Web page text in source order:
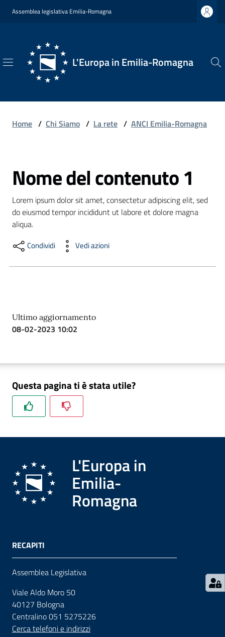
Vai al contenuto
Vai alla navigazione
Vai al footer
Assemblea legislativa Emilia-Romagna
L'Europa in Emilia-Romagna
L'Europa
Romagna
Chi
Siamo
Opportunità
Formazione
ed
eventi
Partecipazione
Approfondimenti
Contatti
Home / Chi Siamo / La rete / ANCI Emilia-Romagna
Salta al contenuto
Nome del contenuto 1
Lorem ipsum dolor sit amet, consectetur adipiscing elit, sed
do eiusmod tempor incididunt ut labore et dolore magna
aliqua.
Condividi Vedi azioni
Ultimo aggiornamento
08-02-2023 10:02
Questa pagina ti è stata utile?
L'Europa in
Emilia-
Romagna
RECAPITI
Assemblea Legislativa
Viale Aldo Moro 50
40127 Bologna
Centralino 051 5275226
Cerca telefoni e indirizzi